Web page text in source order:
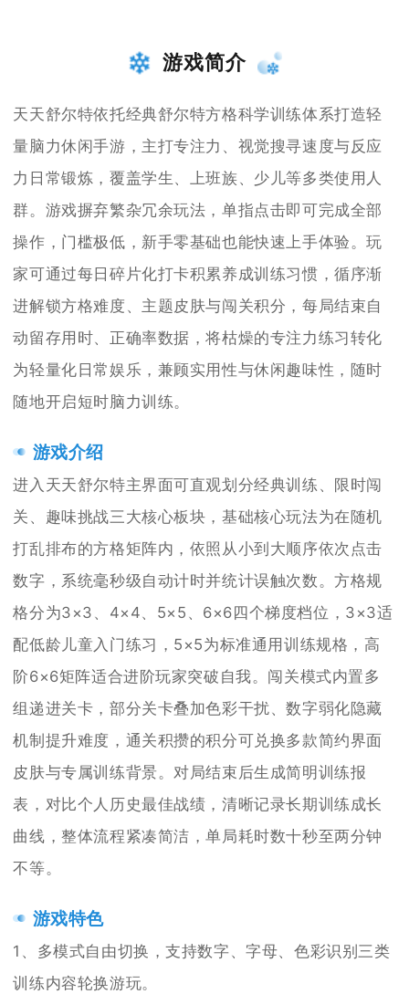
游戏简介
天天舒尔特依托经典舒尔特方格科学训练体系打造轻
量脑力休闲手游，主打专注力、视觉搜寻速度与反应
力日常锻炼，覆盖学生、上班族、少儿等多类使用人
群。游戏摒弃繁杂冗余玩法，单指点击即可完成全部
操作，门槛极低，新手零基础也能快速上手体验。玩
家可通过每日碎片化打卡积累养成训练习惯，循序渐
进解锁方格难度、主题皮肤与闯关积分，每局结束自
动留存用时、正确率数据，将枯燥的专注力练习转化
为轻量化日常娱乐，兼顾实用性与休闲趣味性，随时
随地开启短时脑力训练。
游戏介绍
进入天天舒尔特主界面可直观划分经典训练、限时闯
关、趣味挑战三大核心板块，基础核心玩法为在随机
打乱排布的方格矩阵内，依照从小到大顺序依次点击
数字，系统毫秒级自动计时并统计误触次数。方格规
格分为3×3、4×4、5×5、6×6四个梯度档位，3×3适
配低龄儿童入门练习，5×5为标准通用训练规格，高
阶6×6矩阵适合进阶玩家突破自我。闯关模式内置多
组递进关卡，部分关卡叠加色彩干扰、数字弱化隐藏
机制提升难度，通关积攒的积分可兑换多款简约界面
皮肤与专属训练背景。对局结束后生成简明训练报
表，对比个人历史最佳战绩，清晰记录长期训练成长
曲线，整体流程紧凑简洁，单局耗时数十秒至两分钟
不等。
游戏特色
1、多模式自由切换，支持数字、字母、色彩识别三类
训练内容轮换游玩。